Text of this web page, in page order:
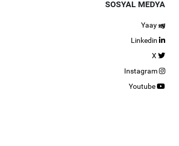
SOSYAL MEDYA
Yaay
Linkedin
X
Instagram
Youtube